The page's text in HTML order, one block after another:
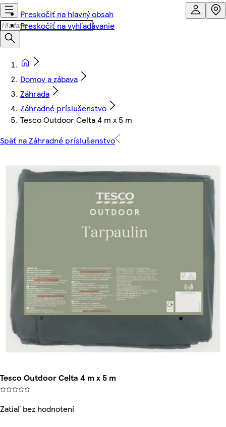
Preskočiť na hlavný obsah
Preskočiť na vyhľadávanie
Domov a zábava
Záhrada
Záhradné príslušenstvo
Tesco Outdoor Celta 4 m x 5 m
Späť na Záhradné príslušenstvo
Tesco Outdoor Celta 4 m x 5 m
Zatiaľ bez hodnotení